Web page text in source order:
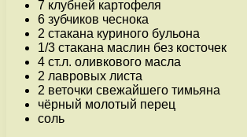
7 клубней картофеля
6 зубчиков чеснока
2 стакана куриного бульона
1/3 стакана маслин без косточек
4 ст.л. оливкового масла
2 лавровых листа
2 веточки свежайшего тимьяна
чёрный молотый перец
соль